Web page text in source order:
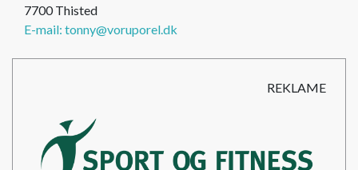
7700 Thisted
E-mail: tonny@voruporel.dk
REKLAME